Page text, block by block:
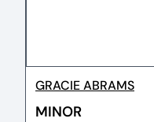
GRACIE ABRAMS
MINOR